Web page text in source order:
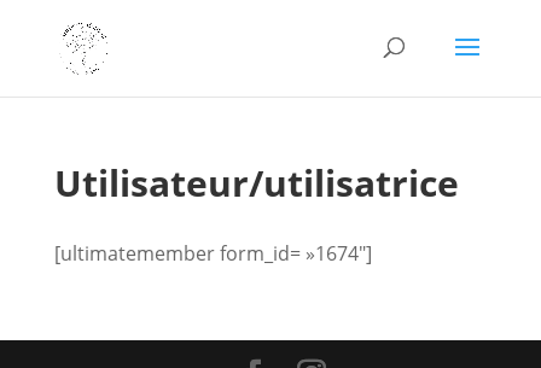
Utilisateur/utilisatrice
[ultimatemember form_id= »1674″]